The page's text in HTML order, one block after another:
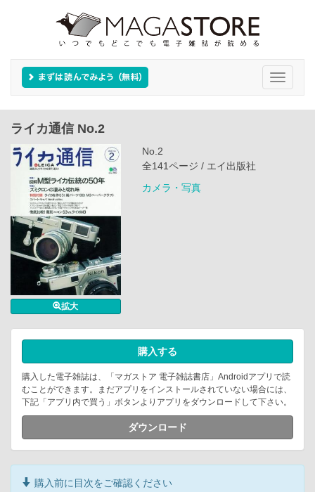
Toggle
ライカ通信 No.2
拡大
No.2
全141ページ / エイ出版社
カメラ・写真
購入する
購入した電子雑誌は、「マガストア 電子雑誌書店」Androidアプリで読
むことができます。まだアプリをインストールされていない場合には、
下記「アプリ内で買う」ボタンよりアプリをダウンロードして下さい。
ダウンロード
購入前に目次をご確認ください